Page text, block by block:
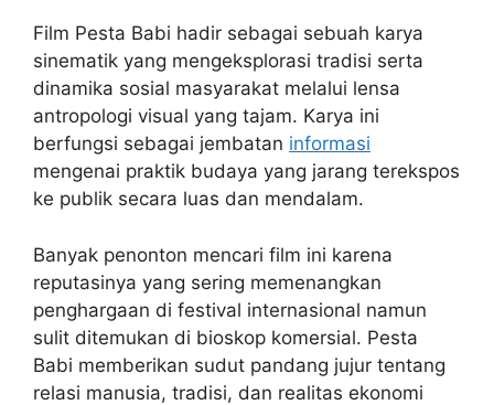
Film Pesta Babi hadir sebagai sebuah karya
sinematik yang mengeksplorasi tradisi serta
dinamika sosial masyarakat melalui lensa
antropologi visual yang tajam. Karya ini
berfungsi sebagai jembatan informasi
mengenai praktik budaya yang jarang terekspos
ke publik secara luas dan mendalam.
Banyak penonton mencari film ini karena
reputasinya yang sering memenangkan
penghargaan di festival internasional namun
sulit ditemukan di bioskop komersial. Pesta
Babi memberikan sudut pandang jujur tentang
relasi manusia, tradisi, dan realitas ekonomi